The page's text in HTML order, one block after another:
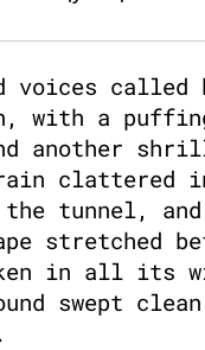
voices called
with a
another
clattered
tunnel, and
stretched
in all its
swept